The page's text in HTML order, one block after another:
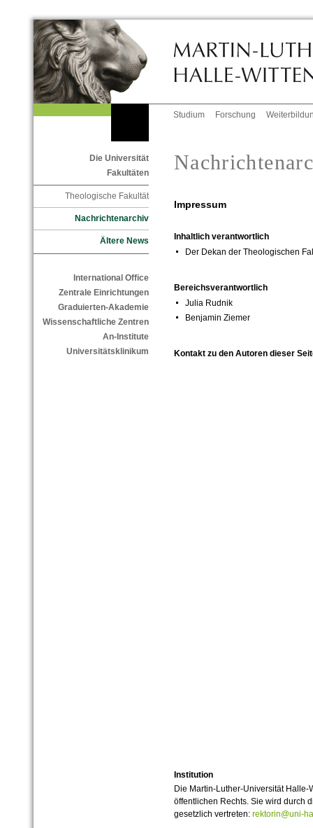
Studium Forschung
Die Universität
Fakultäten
Theologische Fakultät
Nachrichtenarchiv
Ältere News
International Office
Zentrale Einrichtungen
Graduierten-Akademie
Wissenschaftliche Zentren
An-Institute
Universitätsklinikum
Impressum
Inhaltlich verantwortlich
Der Dekan der Theologischen
Bereichsverantwortlich
Julia Rudnik
Benjamin Ziemer
Kontakt zu den Autoren dieser
Institution
Die Martin-Luther-Universität
öffentlichen Rechts. Sie wird durch
gesetzlich vertreten: rektorin@uni-